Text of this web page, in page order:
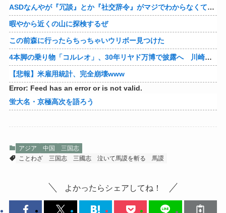
ASDなんやが『冗談』とか『社交辞令』がマジでわからなくて怖い
暇やから近くの山に探検するぜ
この前森に行ったらちっちゃいウリボー見つけた
4本脚の乗り物「コルレオ」、30年リヤド万博で披露へ 川崎重工が35年発売目指す
【悲報】米雇用統計、完全崩壊www
Error: Feed has an error or is not valid.
蛍大名・京極高次を語ろう
アジア 中国
三国志
ことわざ
三国志 三國志 泣いて馬謖を斬る 馬謖
よかったらシェアしてね！